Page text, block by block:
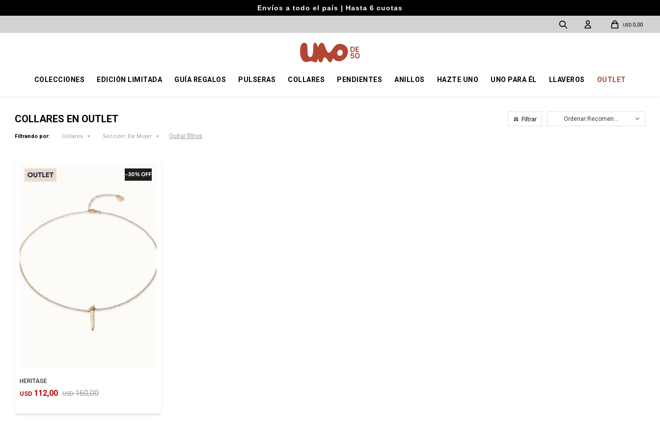
Envíos a todo el país | Hasta 6 cuotas
COLECCIONES EDICIÓN LIMITADA GUÍA REGALOS PULSERAS COLLARES PENDIENTES ANILLOS HAZTE UNO UNO PARA ÉL LLAVEROS OUTLET
USD 0,00
COLLARES EN OUTLET Recomendados
Filtrando por: Collares Sección: De Mujer Quitar filtros
HERITAGE
USD 112,00 USD 160,00